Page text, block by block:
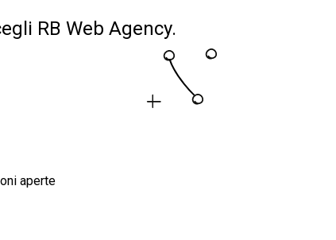
RB Web Agency.
aperte